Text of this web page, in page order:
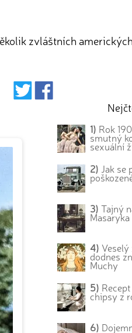
zvláštních
1) Rok
smutný
sexuální
2) Jak se
3) Tajný
4) Veselý
dodnes
Muchy
5)
chipsy z
6)